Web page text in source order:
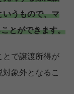
いうもので、マ
とができます。
とで譲渡所得が
象外となるこ